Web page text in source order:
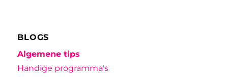
BLOGS
Algemene tips
Handige programma's